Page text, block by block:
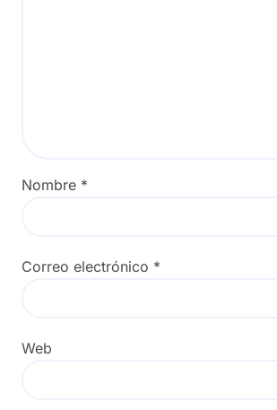
Nombre *
Correo electrónico *
Web